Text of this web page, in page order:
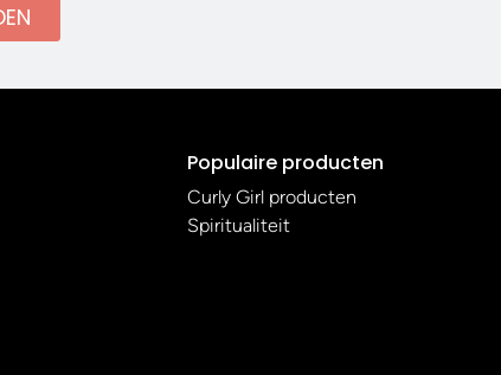
Populaire producten
Curly Girl producten
Spiritualiteit